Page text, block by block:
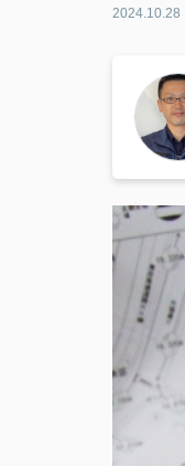
2024.10.28